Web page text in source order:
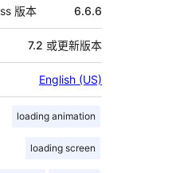
版本 6.6.6
7.2 或更新版本
English (US)
loading animation
loading screen